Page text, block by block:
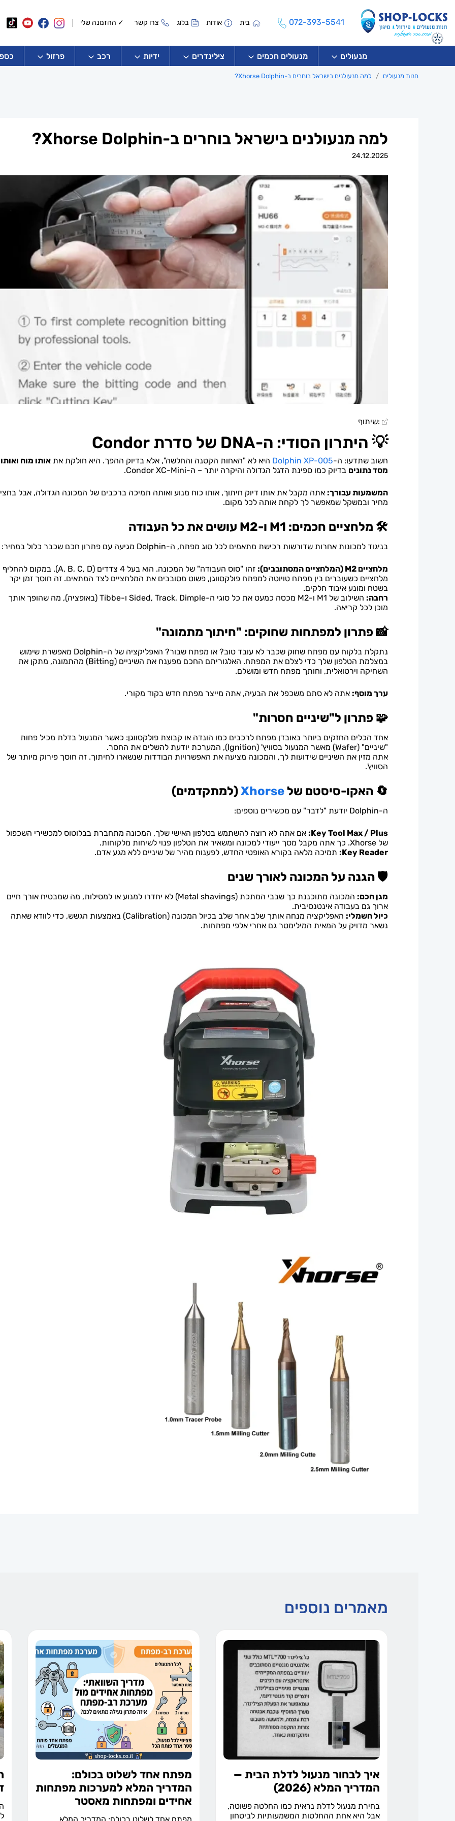
072-393-5541 בית אודות בלוג צרו קשר ✓ ההזמנה שלי
מנעולים מנעולים חכמים צילינדרים ידיות רכב פרזול
חנות מנעולים למה מנעולנים בישראל בוחרים ב-Xhorse Dolphin?
למה מנעולנים בישראל בוחרים ב-Xhorse Dolphin?
24.12.2025
:שיתוף
💡 היתרון הסודי: ה-DNA של סדרת Condor
חשוב שתדעו: ה-Dolphin XP-005 היא לא "האחות הקטנה והחלשה", אלא בדיוק ההפך. היא חולקת את אותו מוח ואותו
מסד נתונים בדיוק כמו ספינת הדגל הגדולה והיקרה יותר – ה-Condor XC-Mini.
המשמעות עבורך: אתה מקבל את אותו דיוק חיתוך, אותו כוח מנוע ואותה תמיכה ברכבים של המכונה הגדולה, אבל בחצי
מחיר ובמשקל שמאפשר לך לקחת אותה לכל מקום.
🛠️ מלחציים חכמים: M1 ו-M2 עושים את כל העבודה
בניגוד למכונות אחרות שדורשות רכישת מתאמים לכל סוג מפתח, ה-Dolphin מגיעה עם פתרון חכם שכבר כלול במחיר:
מלחציים M2 (המלחציים המסתובבים):
זהו "סוס העבודה" של המכונה. הוא בעל 4 צדדים (A, B, C, D). במקום להחליף
מלחציים כשעוברים בין מפתח טויוטה למפתח פולקסווגן, פשוט מסובבים את המלחציים לצד המתאים. זה חוסך זמן יקר
בשטח ומונע איבוד חלקים.
רחבה:
השילוב של M1 ו-M2 מכסה כמעט את כל סוגי ה-Sided, Track, Dimple ו-Tibbe (באופציה), מה שהופך אותך
מוכן לכל קריאה.
📸 פתרון למפתחות שחוקים: "חיתוך מתמונה"
נתקלת בלקוח עם מפתח שחוק שכבר לא עובד טוב? או מפתח שבור? האפליקציה של ה-Dolphin מאפשרת שימוש
במצלמת הטלפון שלך כדי לצלם את המפתח. האלגוריתם החכם מפענח את השיניים (Bitting) מהתמונה, מתקן את
השחיקה וירטואלית, וחותך מפתח חדש ומושלם.
ערך מוסף: אתה לא סתם משכפל את הבעיה, אתה מייצר מפתח חדש בקוד מקורי.
🧩 פתרון ל"שיניים חסרות"
אחד הכלים החזקים ביותר באובדן מפתח לרכבים כמו הונדה או קבוצת פולקסווגן: כאשר המנעול בדלת מכיל פחות
"שיניים" (Wafer) מאשר המנעול בסוויץ' (Ignition), המערכת יודעת להשלים את החסר.
אתה מזין את השיניים שידועות לך, והמכונה מציעה את האפשרויות הבודדות שנשארו לחיתוך. זה חוסך פירוק מיותר של
הסוויץ'.
🔄 האקו-סיסטם שלXhorse(למתקדמים)
ה-Dolphin יודעת "לדבר" עם מכשירים נוספים:
Key Tool Max / Plus: אם אתה לא רוצה להשתמש בטלפון האישי שלך, המכונה מתחברת בבלוטוס למכשירי השכפול
של Xhorse. כך אתה מקבל מסך ייעודי למכונה ומשאיר את הטלפון פנוי לשיחות מלקוחות.
Key Reader: תמיכה מלאה בקורא האופטי החדש, לפענוח מהיר של שיניים ללא מגע אדם.
🛡️ הגנה על המכונה לאורך שנים
מגן חכם:
המכונה מתוכננת כך שבבי המתכת (Metal shavings) לא יחדרו למנוע או למסילות, מה שמבטיח אורך חיים
ארוך גם בעבודה אינטנסיבית.
כיול חשמלי:
האפליקציה מנחה אותך שלב אחר שלב בכיול המכונה (Calibration) באמצעות הגשש, כדי לוודא שאתה
נשאר מדויק על המאית המילימטר גם אחרי אלפי מפתחות.
מאמרים נוספים
איך לבחור מנעול לדלת הבית —
המדריך המלא (2026)
בחירת מנעול לדלת נראית כמו החלטה פשוטה,
אבל היא אחת ההחלטות המשמעותיות לביטחון
מפתח אחד לשלוט בכולם:
המדריך המלא למערכות מפתחות
אחידים ומפתחות מאסטר